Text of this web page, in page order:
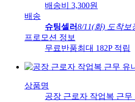
배송비
3,300원
배송
슈팅셀러8/11(화) 도착보
프로모션 정보
무료반품최대 182P 적립
상품명
공장 근로자 작업복 근